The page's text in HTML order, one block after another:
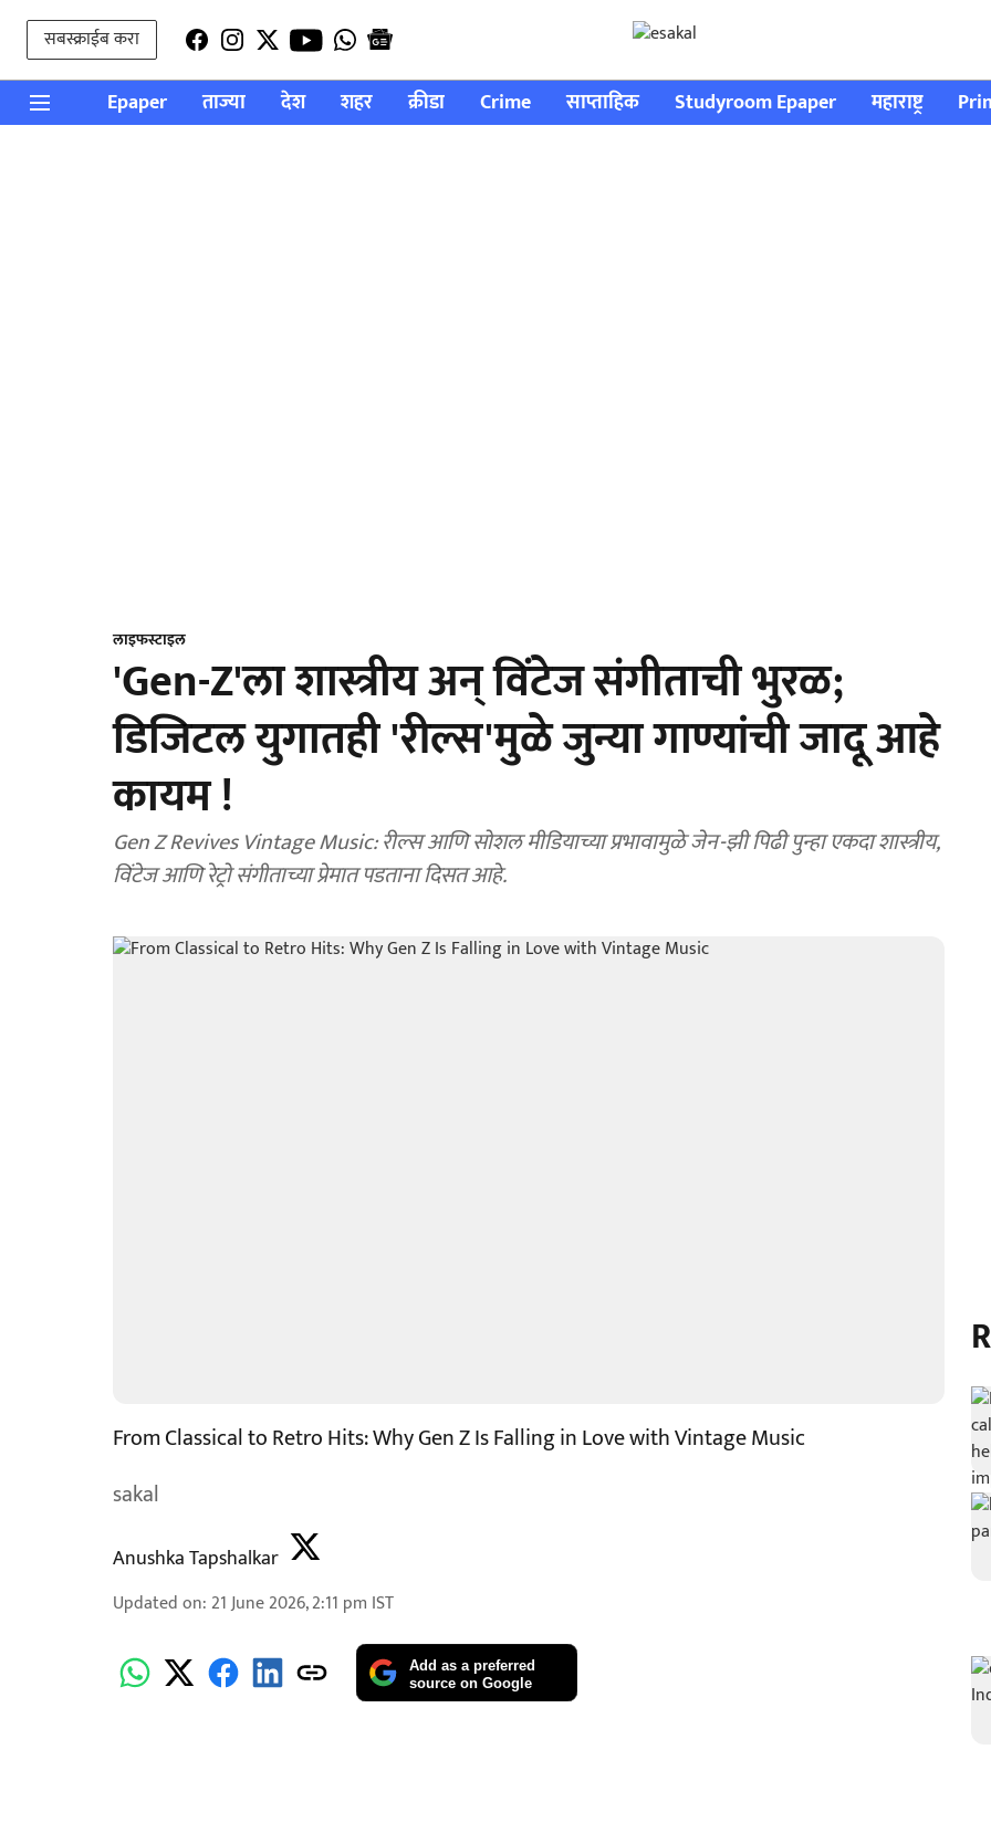
सबस्क्राईब करा
Epaper ताज्या देश शहर क्रीडा Crime साप्ताहिक Studyroom Epaper महाराष्ट्र
लाइफस्टाइल
'Gen-Z'ला शास्त्रीय अन् विंटेज संगीताची भुरळ;
डिजिटल युगातही 'रील्स'मुळे जुन्या गाण्यांची जादू आहे
कायम !
Gen Z Revives Vintage Music: रील्स आणि सोशल मीडियाच्या प्रभावामुळे जेन-झी पिढी पुन्हा एकदा शास्त्रीय,
विंटेज आणि रेट्रो संगीताच्या प्रेमात पडताना दिसत आहे.
From Classical to Retro Hits: Why Gen Z Is Falling in Love with Vintage Music
sakal
Anushka Tapshalkar
Updated on: 21 June 2026, 2:11 pm IST
Add as a preferred
source on Google